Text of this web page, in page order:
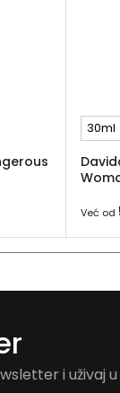
30ml
Već od
i uživaj